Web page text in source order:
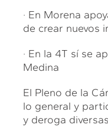
· En Morena
de crear nuevos
· En la 4T sí se
Medina
El Pleno de la
lo general y
y deroga